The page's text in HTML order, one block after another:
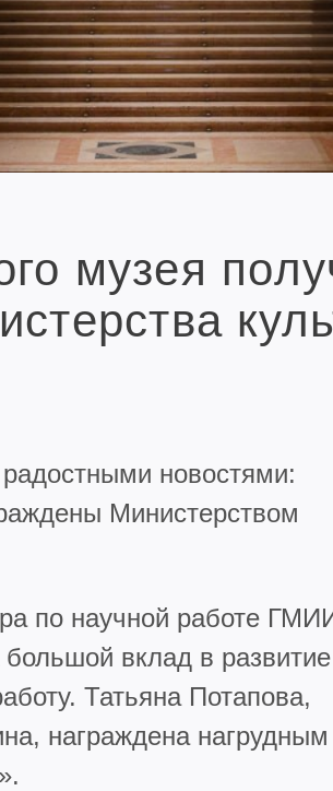
музея
новостями:
Министерством
по научной работе
вклад в развитие
Татьяна Потапова,
награждена нагрудным